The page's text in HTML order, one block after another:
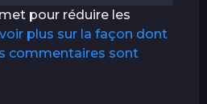
pour réduire les
plus sur la façon dont
commentaires sont